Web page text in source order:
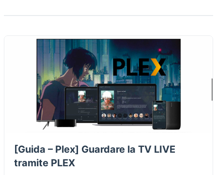
[Guida – Plex] Guardare la TV LIVE
tramite PLEX